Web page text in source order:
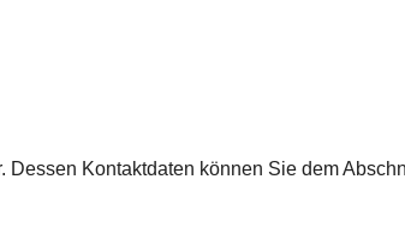
Kontaktdaten können Sie dem